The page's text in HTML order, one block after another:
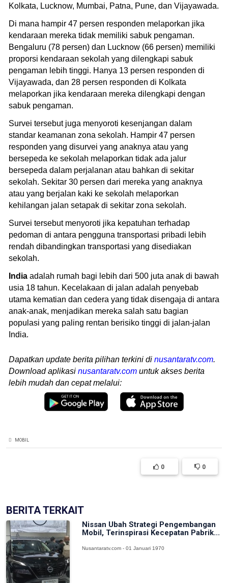
Kolkata, Lucknow, Mumbai, Patna, Pune, dan Vijayawada.
Di mana hampir 47 persen responden melaporkan jika
kendaraan mereka tidak memiliki sabuk pengaman.
Bengaluru (78 persen) dan Lucknow (66 persen) memiliki
proporsi kendaraan sekolah yang dilengkapi sabuk
pengaman lebih tinggi. Hanya 13 persen responden di
Vijayawada, dan 28 persen responden di Kolkata
melaporkan jika kendaraan mereka dilengkapi dengan
sabuk pengaman.
Survei tersebut juga menyoroti kesenjangan dalam
standar keamanan zona sekolah. Hampir 47 persen
responden yang disurvei yang anaknya atau yang
bersepeda ke sekolah melaporkan tidak ada jalur
bersepeda dalam perjalanan atau bahkan di sekitar
sekolah. Sekitar 30 persen dari mereka yang anaknya
atau yang berjalan kaki ke sekolah melaporkan
kehilangan jalan setapak di sekitar zona sekolah.
Survei tersebut menyoroti jika kepatuhan terhadap
pedoman di antara pengguna transportasi pribadi lebih
rendah dibandingkan transportasi yang disediakan
sekolah.
India adalah rumah bagi lebih dari 500 juta anak di bawah
usia 18 tahun. Kecelakaan di jalan adalah penyebab
utama kematian dan cedera yang tidak disengaja di antara
anak-anak, menjadikan mereka salah satu bagian
populasi yang paling rentan berisiko tinggi di jalan-jalan
India.
Dapatkan update berita pilihan terkini di nusantaratv.com.
Download aplikasi nusantaratv.com untuk akses berita
lebih mudah dan cepat melalui:
MOBIL
0 0
BERITA TERKAIT
Nissan Ubah Strategi Pengembangan
Mobil, Terinspirasi Kecepatan Pabrik...
Nusantaratv.com - 01 Januari 1970